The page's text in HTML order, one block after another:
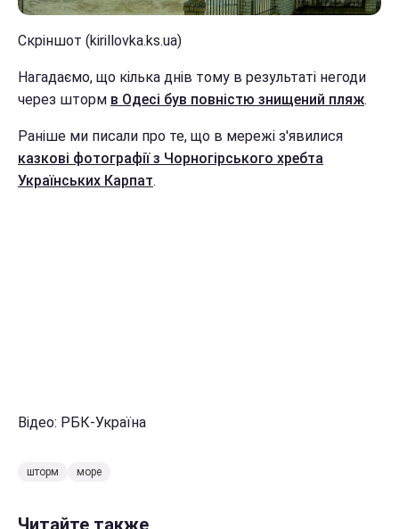
Скріншот (kirillovka.ks.ua)
Нагадаємо, що кілька днів тому в результаті негоди
через шторм в Одесі був повністю знищений пляж.
Раніше ми писали про те, що в мережі з'явилися
казкові фотографії з Чорногірського хребта
Українських Карпат.
Відео: РБК-Україна
шторм море
Читайте также